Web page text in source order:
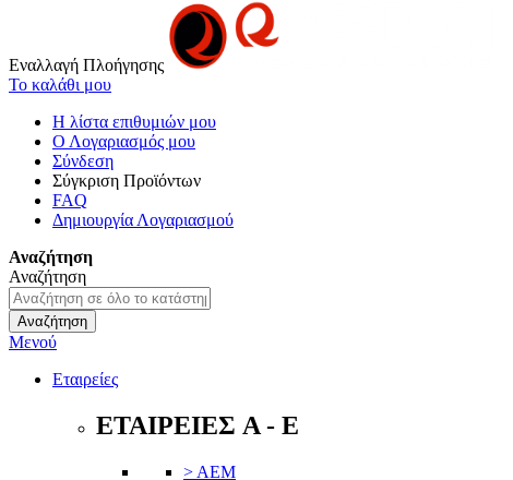
Εναλλαγή Πλοήγησης
Το καλάθι μου
Η λίστα επιθυμιών μου
Ο Λογαριασμός μου
Σύνδεση
Σύγκριση Προϊόντων
FAQ
Δημιουργία Λογαριασμού
Αναζήτηση
Αναζήτηση
Αναζήτηση
Μενού
Εταιρείες
ΕΤΑΙΡΕΙΕΣ A - E
> AEM